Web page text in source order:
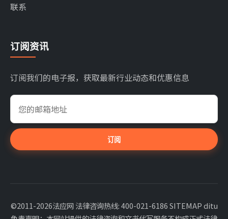
联系
订阅资讯
订阅我们的电子报，获取最新行业动态和优惠信息
订阅
©2011-2026法应网 法律咨询热线: 400-021-6186SITEMAPditu